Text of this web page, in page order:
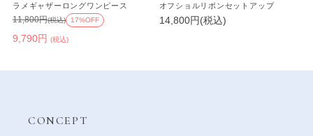
ラメギャザーロングワンピース
9,790円 (税込)
11,800円(税込) 17%OFF
オフショルリボンセットアップ
14,800円(税込)
CONCEPT